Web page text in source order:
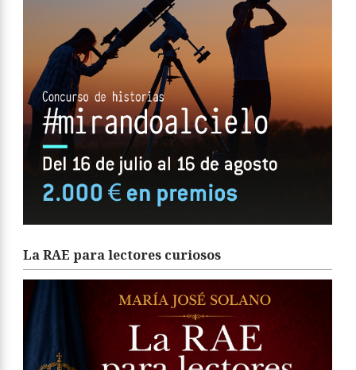
La RAE para lectores curiosos